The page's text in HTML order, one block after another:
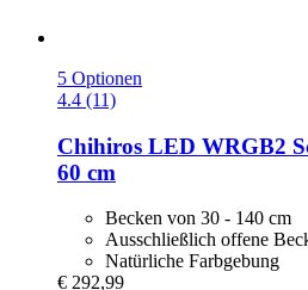
5 Optionen
4.4 (11)
Chihiros LED WRGB2
60 cm
Becken von 30 - 140 cm
Ausschließlich offene
Natürliche Farbgebung
€ 292,99